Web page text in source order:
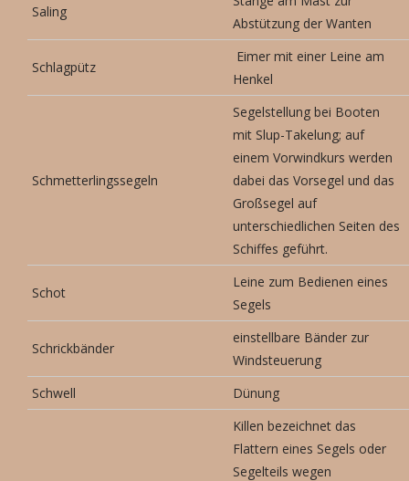
Saling
Abstützung der Wanten
Schlagpütz
Eimer mit einer Leine am
Henkel
Schmetterlingssegeln
Segelstellung bei Booten
mit Slup-Takelung; auf
einem Vorwindkurs werden
dabei das Vorsegel und das
Großsegel auf
unterschiedlichen Seiten des
Schiffes geführt.
Schot
Leine zum Bedienen eines
Segels
Schrickbänder
einstellbare Bänder zur
Windsteuerung
Schwell
Dünung
Killen bezeichnet das
Flattern eines Segels oder
Segelteils wegen